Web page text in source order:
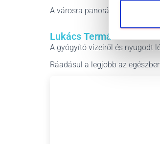
t
e
l
e
A városra panorámás kilátást
Lukács Termálfürdő
A gyógyító vizeiről és nyugodt
Ráadásul a legjobb az